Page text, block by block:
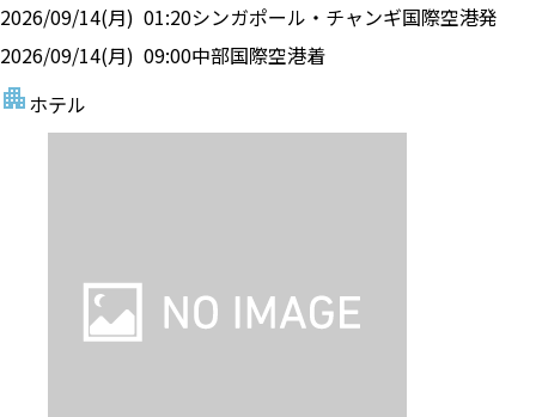
2026/09/14(月) 01:20シンガポール・チャンギ国際空港発
2026/09/14(月) 09:00中部国際空港着
ホテル